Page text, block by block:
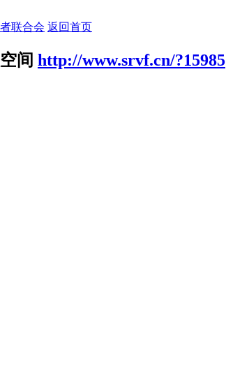
联合会 返回首页
间 http://www.srvf.cn/?15985